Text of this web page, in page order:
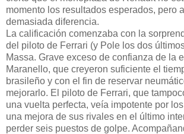
momento los resultados esperados, pero
demasiada diferencia.
La calificación comenzaba con la
del piloto de Ferrari (y Pole los dos
Massa. Grave exceso de confianza de la
Maranello, que creyeron suficiente el
brasileño y con el fin de reservar
mejorarlo. El piloto de Ferrari, que
una vuelta perfecta, veía impotente por
una mejora de sus rivales en el último
perder seis puestos de golpe.